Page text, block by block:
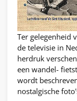
Ter gelegenheid
de televisie in
herdruk
een wandel-
wordt
nostalgische